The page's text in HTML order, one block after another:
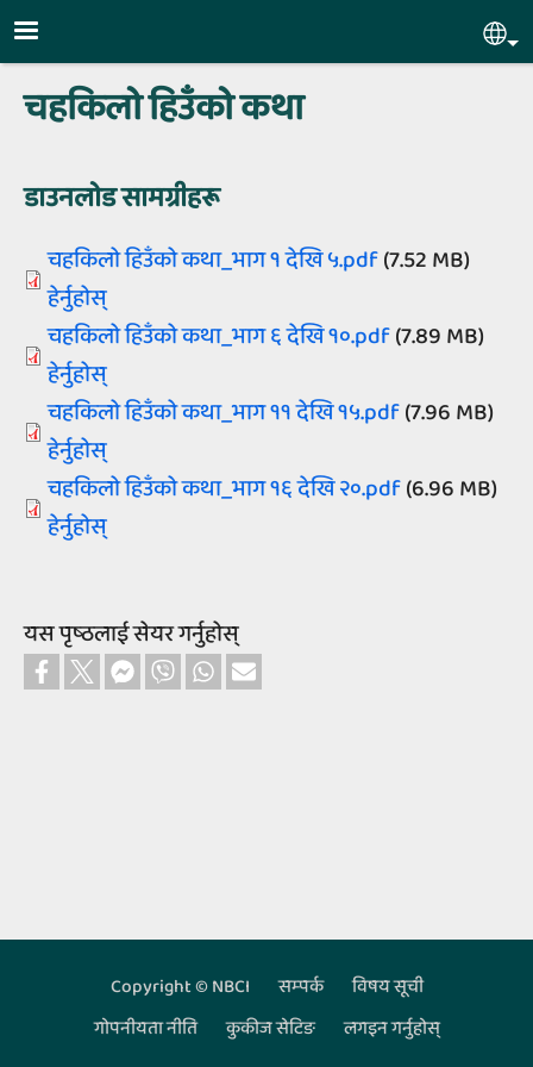
Skip to main content
चहकिलो हिउँको कथा
डाउनलोड सामग्रीहरू
Document
चहकिलो हिउँको कथा_भाग १ देखि ५.pdf(7.52 MB)
हेर्नुहोस्‌
Document
चहकिलो हिउँको कथा_भाग ६ देखि १०.pdf(7.89 MB)
हेर्नुहोस्‌
Document
चहकिलो हिउँको कथा_भाग ११ देखि १५.pdf(7.96 MB)
हेर्नुहोस्‌
Document
चहकिलो हिउँको कथा_भाग १६ देखि २०.pdf(6.96 MB)
हेर्नुहोस्‌
यस पृष्‍ठलाई सेयर गर्नुहोस्‌
Footer
Copyright © NBCI सम्‍पर्क
विषय सूची
गोपनीयता नीति
कुकीज सेटिङ लगइन गर्नुहोस्‌